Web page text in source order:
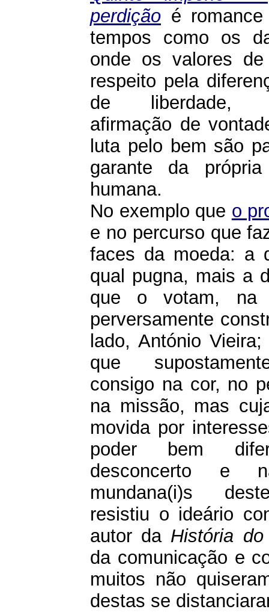
perdição é
tempos como os
onde os valores
respeito pela
de liberdade,
afirmação de
luta pelo bem são
garante da própria
humana.
No exemplo que o
e no percurso que
faces da moeda: a
qual pugna, mais a
que o votam, na
perversamente
lado, António
que
consigo na cor, no
na missão, mas
movida por
poder bem
desconcerto e
mundana(i)s
resistiu o ideário
autor da História
da comunicação e
muitos não
destas se